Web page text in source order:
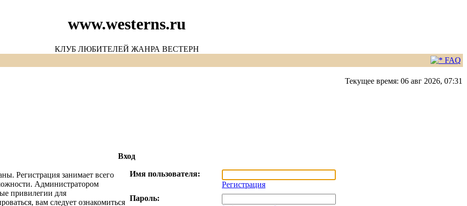
www.westerns.ru
КЛУБ ЛЮБИТЕЛЕЙ ЖАНРА ВЕСТЕРН
FAQ
Текущее время: 06 авг 2026, 07:31
Вход
Регистрация занимает всего
Администратором
привилегии для
вам следует ознакомиться
Имя пользователя:
Регистрация
Пароль: